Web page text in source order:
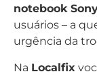
notebook
usuários – a
urgência da
Na Localfix